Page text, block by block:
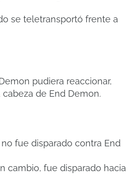
se teletransportó frente a
pudiera reaccionar,
de End Demon.
fue disparado contra End
cambio, fue disparado hacia